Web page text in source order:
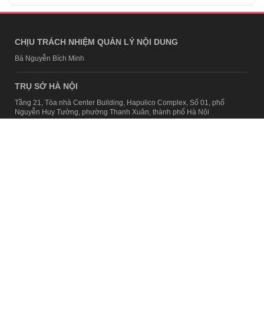
CHỊU TRÁCH NHIỆM QUẢN LÝ NỘI DUNG
Bà Nguyễn Bích Minh
TRỤ SỞ HÀ NỘI
Tầng 21, Tòa nhà Center Building, Hapulico Complex, Số 01, phố
Nguyễn Huy Tưởng, phường Thanh Xuân, thành phố Hà Nội